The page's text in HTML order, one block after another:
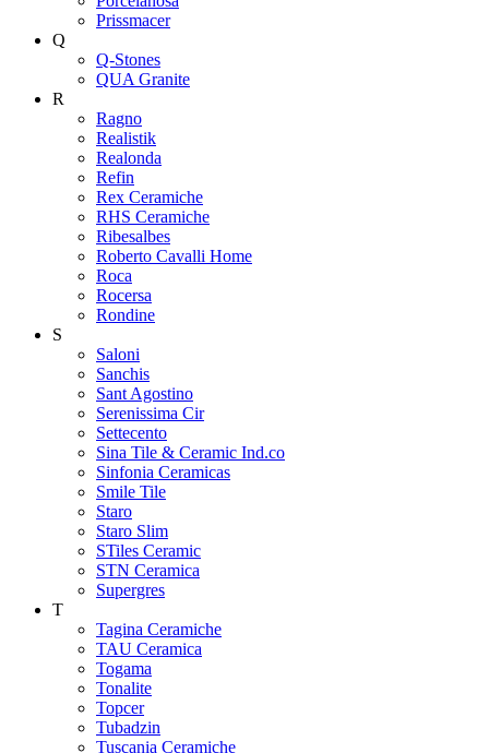
Prissmacer
Q
Q-Stones
QUA Granite
R
Ragno
Realistik
Realonda
Refin
Rex Ceramiche
RHS Ceramiche
Ribesalbes
Roberto Cavalli Home
Roca
Rocersa
Rondine
S
Saloni
Sanchis
Sant Agostino
Serenissima Cir
Settecento
Sina Tile & Ceramic Ind.co
Sinfonia Ceramicas
Smile Tile
Staro
Staro Slim
STiles Ceramic
STN Ceramica
Supergres
T
Tagina Ceramiche
TAU Ceramica
Togama
Tonalite
Topcer
Tubadzin
Tuscania Ceramiche